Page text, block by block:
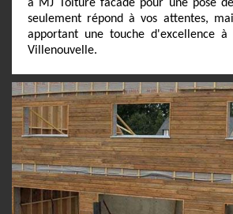
à MJ Toiture facade pour une pose
seulement répond à vos attentes,
apportant une touche d'excellence
Villenouvelle.